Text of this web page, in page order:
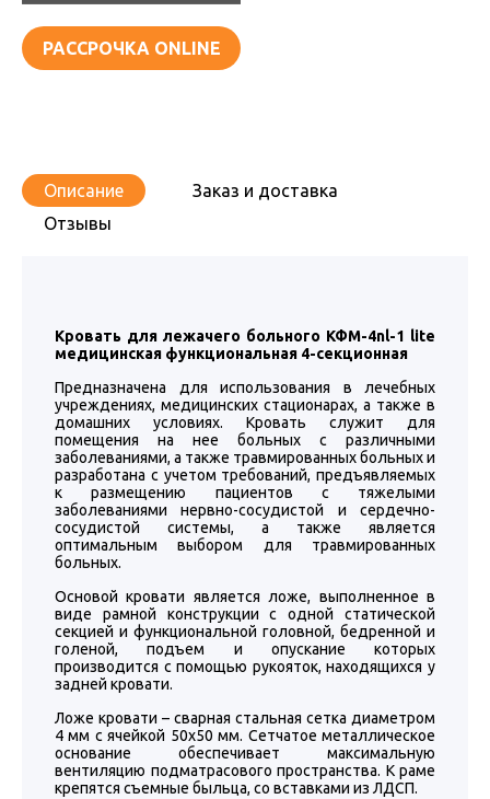
РАССРОЧКА ONLINE
Описание
Заказ и доставка
Отзывы
Кровать для лежачего больного КФМ-4nl-1 lite
медицинская функциональная 4-секционная
Предназначена для использования в лечебных
учреждениях, медицинских стационарах, а также в
домашних условиях. Кровать служит для
помещения на нее больных с различными
заболеваниями, а также травмированных больных и
разработана с учетом требований, предъявляемых
к размещению пациентов с тяжелыми
заболеваниями нервно-сосудистой и сердечно-
сосудистой системы, а также является
оптимальным выбором для травмированных
больных.
Основой кровати является ложе, выполненное в
виде рамной конструкции с одной статической
секцией и функциональной головной, бедренной и
голеной, подъем и опускание которых
производится с помощью рукояток, находящихся у
задней кровати.
Ложе кровати – сварная стальная сетка диаметром
4 мм с ячейкой 50х50 мм. Сетчатое металлическое
основание обеспечивает максимальную
вентиляцию подматрасового пространства. К раме
крепятся съемные быльца, со вставками из ЛДСП.